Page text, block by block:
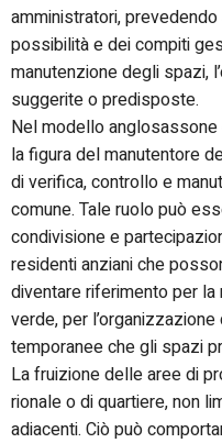
amministratori,
possibilità e dei compiti
manutenzione degli spazi,
suggerite o predisposte.
Nel modello
la figura del manutentore
di verifica, controllo e
comune. Tale ruolo può
condivisione e
residenti anziani che
diventare riferimento per
verde, per
temporanee che gli spazi
La fruizione delle aree di
rionale o di quartiere, non
adiacenti. Ciò può